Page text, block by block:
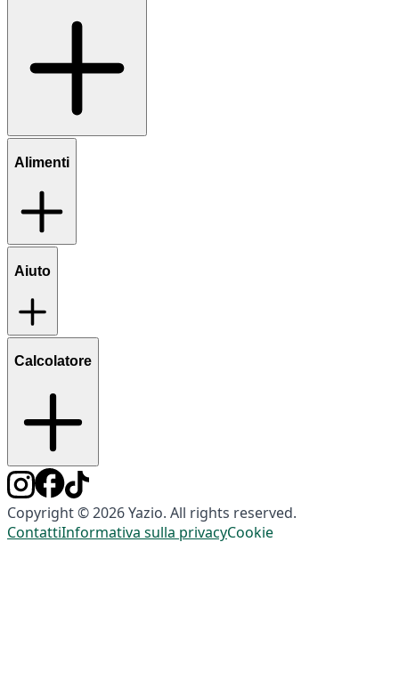
Alimenti
Aiuto
Calcolatore
Copyright © 2026 Yazio. All rights reserved.
ContattiInformativa sulla privacyCookie